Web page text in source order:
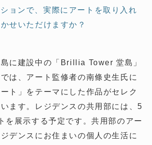
ョンで、実際にアートを取り入れ
せいただけますか？
に建設中の「Brillia Tower 堂島」
は、アート監修者の南條史生氏に
ト」をテーマにした作品がセレク
ます。レジデンスの共用部には、5
を展示する予定です。共用部のアー
ジデンスにお住まいの個人の生活に